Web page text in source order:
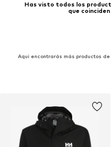
Has visto todos los
que
Aquí encontrarás más productos